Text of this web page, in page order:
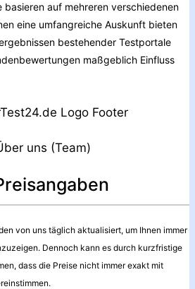
basieren auf mehreren verschiedenen
eine umfangreiche Auskunft bieten
bestehender Testportale
maßgeblich Einfluss
von uns täglich aktualisiert, um Ihnen immer
Dennoch kann es durch kurzfristige
dass die Preise nicht immer exakt mit